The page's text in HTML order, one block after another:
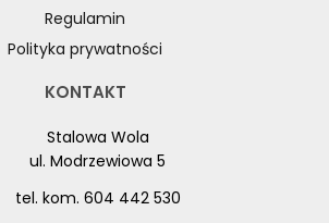
Regulamin
Polityka prywatności
KONTAKT
Stalowa Wola
ul. Modrzewiowa 5
tel. kom. 604 442 530